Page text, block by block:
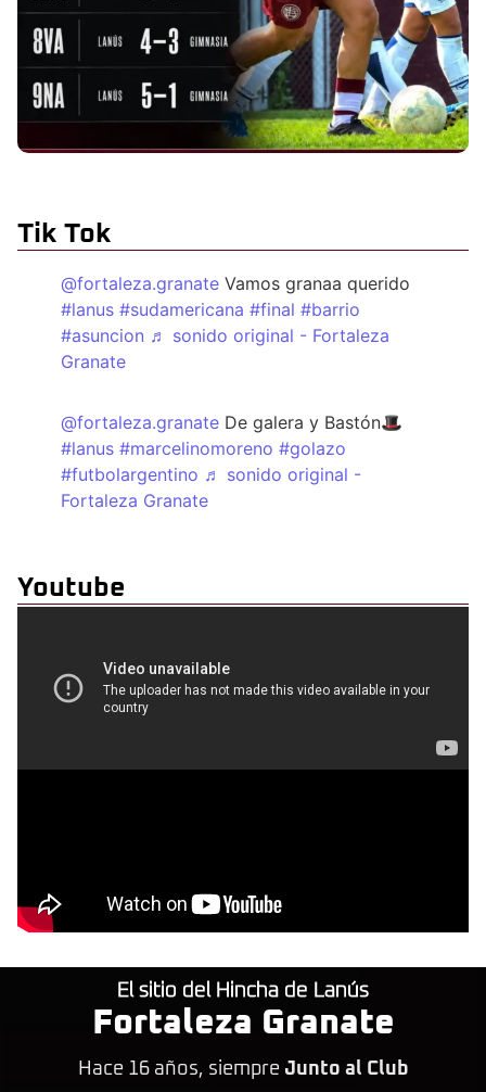
Tik Tok
@fortaleza.granate Vamos granaa querido
#lanus #sudamericana #final #barrio
#asuncion ♬ sonido original - Fortaleza
Granate
@fortaleza.granate De galera y Bastón🎩
#lanus #marcelinomoreno #golazo
#futbolargentino ♬ sonido original -
Fortaleza Granate
Youtube
El sitio del Hincha de Lanús
Fortaleza Granate
Hace 16 años, siempre Junto al Club